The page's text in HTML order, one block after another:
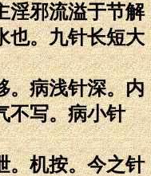
淫邪流溢于节解
也。九针长短大
。病浅针深。内
不写。病小针
。机按。今之针